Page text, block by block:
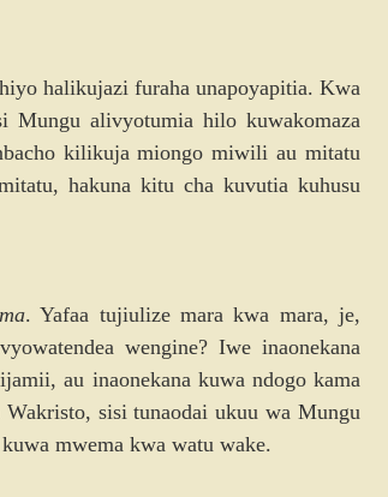
halikujazi furaha unapoyapitia. Kwa
Mungu alivyotumia hilo kuwakomaza
kilikuja miongo miwili au mitatu
hakuna kitu cha kuvutia kuhusu
. Yafaa tujiulize mara kwa mara, je,
wengine? Iwe inaonekana
au inaonekana kuwa ndogo kama
sisi tunaodai ukuu wa Mungu
mwema kwa watu wake.